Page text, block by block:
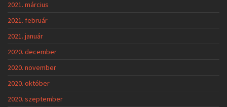
2021. március
2021. február
2021. január
2020. december
2020. november
2020. október
2020. szeptember